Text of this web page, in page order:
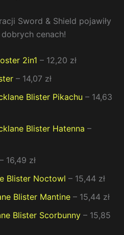
Sword & Shield pojawiły
cenach!
2in1 – 12,20 zł
– 14,07 zł
Blister Pikachu – 14,63
Blister Hatenna –
– 16,49 zł
Blister Noctowl – 15,44 zł
Blister Mantine – 15,44 zł
Blister Scorbunny – 15,85